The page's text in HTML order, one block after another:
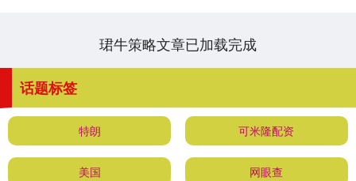
珺牛策略文章已加载完成
话题标签
特朗 可米隆配资
美国 网眼查